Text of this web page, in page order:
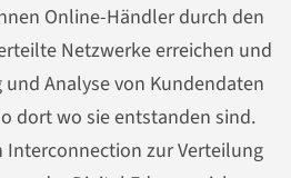
Online-Händler durch den
Netzwerke erreichen und
Analyse von Kundendaten
dort wo sie entstanden sind.
Interconnection zur Verteilung